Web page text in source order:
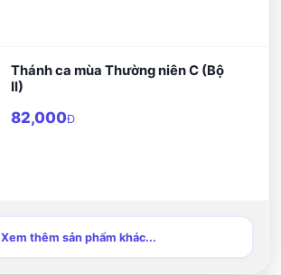
Thánh ca mùa Thường niên C (Bộ
II)
82,000Đ
Xem thêm sản phẩm khác...